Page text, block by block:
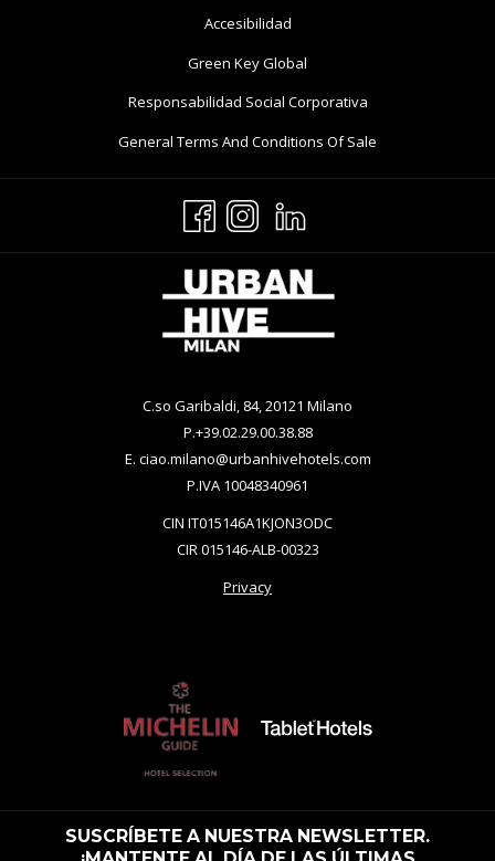
AccesibilidadAbre
Una
Nueva
Green Key Global
Una
Nueva
Responsabilidad Social CorporativaAbre
Una
Nueva
General Terms And Conditions Of Sale
C.so Garibaldi, 84, 20121 Milano
P.+39.02.29.00.38.88
E. ciao.milano@urbanhivehotels.com
P.IVA 10048340961
CIN IT015146A1KJON3ODC
CIR 015146-ALB-00323
Privacy
SUSCRÍBETE A NUESTRA NEWSLETTER.